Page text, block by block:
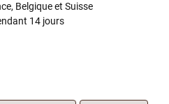
Belgique et Suisse
14 jours